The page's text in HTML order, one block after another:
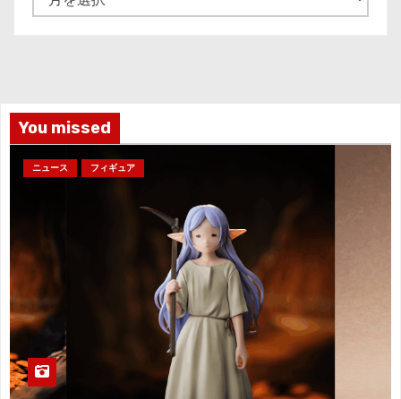
ー
You missed
ニュース フィギュア